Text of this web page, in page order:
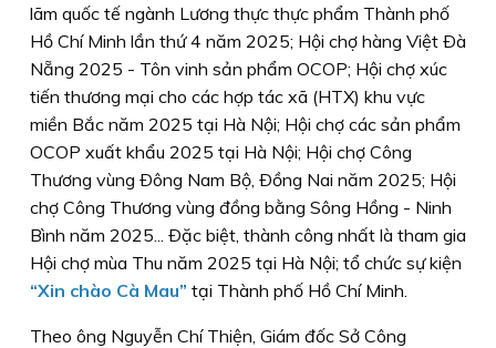
lãm quốc tế ngành Lương thực thực phẩm Thành phố
Hồ Chí Minh lần thứ 4 năm 2025; Hội chợ hàng Việt Ðà
Nẵng 2025 - Tôn vinh sản phẩm OCOP; Hội chợ xúc
tiến thương mại cho các hợp tác xã (HTX) khu vực
miền Bắc năm 2025 tại Hà Nội; Hội chợ các sản phẩm
OCOP xuất khẩu 2025 tại Hà Nội; Hội chợ Công
Thương vùng Ðông Nam Bộ, Ðồng Nai năm 2025; Hội
chợ Công Thương vùng đồng bằng Sông Hồng - Ninh
Bình năm 2025... Ðặc biệt, thành công nhất là tham gia
Hội chợ mùa Thu năm 2025 tại Hà Nội; tổ chức sự kiện
“Xin chào Cà Mau” tại Thành phố Hồ Chí Minh.
Theo ông Nguyễn Chí Thiện, Giám đốc Sở Công